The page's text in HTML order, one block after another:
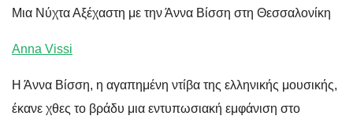
Μια Νύχτα Αξέχαστη με την Άννα Βίσση στη Θεσσαλονίκη
Anna Vissi
Η Άννα Βίσση, η αγαπημένη ντίβα της ελληνικής μουσικής,
έκανε χθες το βράδυ μια εντυπωσιακή εμφάνιση στο